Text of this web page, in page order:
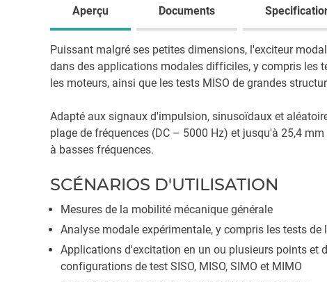
Aperçu Documents
Puissant malgré ses petites dimensions, l'exciteur
dans des applications modales difficiles, y compris les
les moteurs, ainsi que les tests MISO de grandes
Adapté aux signaux d'impulsion, sinusoïdaux et
plage de fréquences (DC – 5000 Hz) et jusqu'à 25,4
à basses fréquences.
SCÉNARIOS D'UTILISATION
Mesures de la mobilité mécanique générale
Analyse modale expérimentale, y compris les tests
Applications d'excitation en un ou plusieurs points et
configurations de test SISO, MISO, SIMO et MIMO